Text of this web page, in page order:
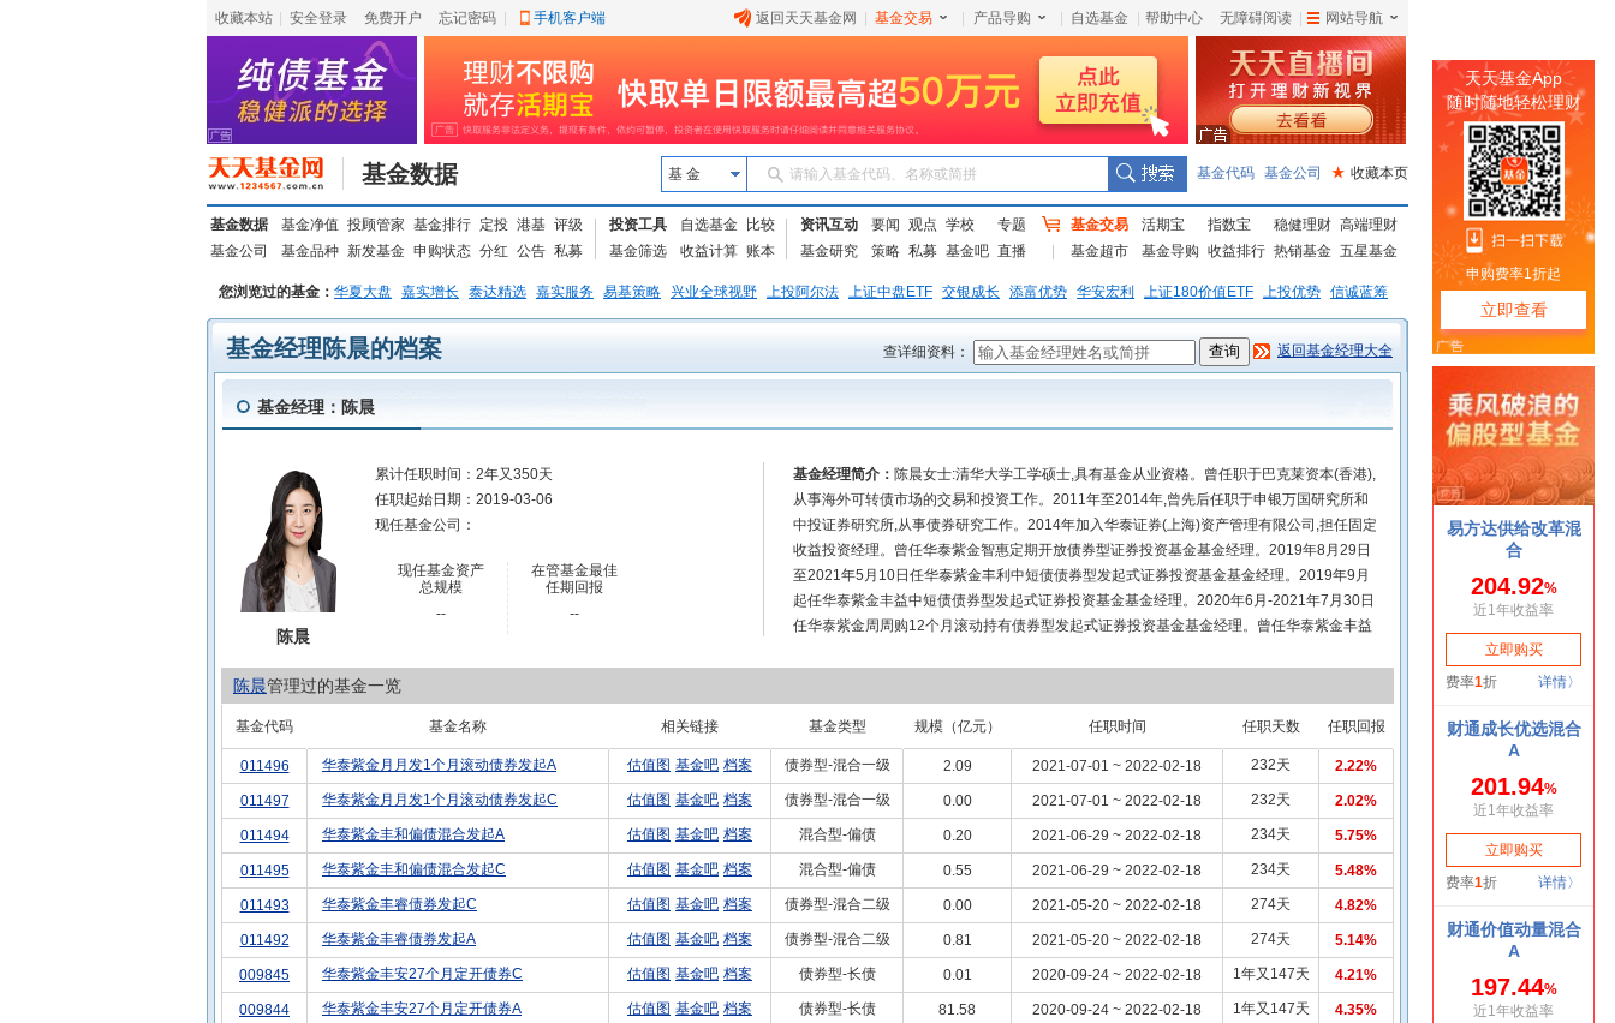
收藏本站 安全登录 免费开户 忘记密码 手机客户端 返回天天基金网 基金交易 产品导购 自选基金 帮助中心 无障碍阅读 网站导航
基金数据 基 金 请输入基金代码、名称或简拼 基金代码 基金公司 ★ 收藏本页
基金数据 基金净值 投顾管家 基金排行 定投 港基 评级
基金公司
基金品种 新发基金 申购状态 分红 公告 私募
投资工具 自选基金
比较
基金筛选
收益计算 账本
资讯互动 要闻 观点 学校
专题
基金研究
策略 私募 基金吧 直播
基金交易 活期宝 指数宝 稳健理财 高端理财
基金超市
基金导购 收益排行 热销基金 五星基金
您浏览过的基金： 华夏大盘 嘉实增长 泰达精选 嘉实服务 易基策略 兴业全球视野 上投阿尔法 上证中盘ETF 交银成长 添富优势 华安宏利 上证180价值ETF 上投优势 信诚蓝筹
基金经理陈晨的档案 查详细资料： 返回基金经理大全
基金经理：陈晨
基金经理简介： 陈晨女士:清华大学工学硕士,具有基金从业资格。曾任职于巴克莱资本(香港),
从事海外可转债市场的交易和投资工作。2011年至2014年,曾先后任职于申银万国研究所和
中投证券研究所,从事债券研究工作。2014年加入华泰证券(上海)资产管理有限公司,担任固定
收益投资经理。曾任华泰紫金智惠定期开放债券型证券投资基金基金经理。2019年8月29日
至2021年5月10日任华泰紫金丰利中短债债券型发起式证券投资基金基金经理。2019年9月
起任华泰紫金丰益中短债债券型发起式证券投资基金基金经理。2020年6月-2021年7月30日
任华泰紫金周周购12个月滚动持有债券型发起式证券投资基金基金经理。曾任华泰紫金丰益
紫金丰和偏债混合型发起式证券投资基金基金经理。曾任华泰紫金周周购3个月滚动持有债券
型证券投资基金基金经理。曾任华泰紫金月月购3个月滚动持有债券型证券投资基金基金经
理、华泰紫金季季享定期开放债券型发起式证券投资基金基金经理、华泰紫金丰睿债券型发
起式证券投资基金基金经理、华泰紫金月月发1个月滚动持有债券型发起式证券投资基金基金
经理。
陈晨
累计任职时间： 2年又350天
任职起始日期： 2019-03-06
现任基金公司：
现任基金资产
总规模
--
在管基金最佳
任期回报
--
陈晨管理过的基金一览
基金代码 基金名称 相关链接 基金类型 规模（亿元） 任职时间 任职天数 任职回报
011496 华泰紫金月月发1个月滚动债券发起A 估值图 基金吧 档案 债券型-混合一级 2.09 2021-07-01 ~ 2022-02-18 232天 2.22%
011497 华泰紫金月月发1个月滚动债券发起C 估值图 基金吧 档案 债券型-混合一级 0.00 2021-07-01 ~ 2022-02-18 232天 2.02%
011494 华泰紫金丰和偏债混合发起A 估值图 基金吧 档案 混合型-偏债 0.20 2021-06-29 ~ 2022-02-18 234天 5.75%
011495 华泰紫金丰和偏债混合发起C 估值图 基金吧 档案 混合型-偏债 0.55 2021-06-29 ~ 2022-02-18 234天 5.48%
011493 华泰紫金丰睿债券发起C 估值图 基金吧 档案 债券型-混合二级 0.00 2021-05-20 ~ 2022-02-18 274天 4.82%
011492 华泰紫金丰睿债券发起A 估值图 基金吧 档案 债券型-混合二级 0.81 2021-05-20 ~ 2022-02-18 274天 5.14%
009845 华泰紫金丰安27个月定开债券C 估值图 基金吧 档案 债券型-长债 0.01 2020-09-24 ~ 2022-02-18 1年又147天 4.21%
009844 华泰紫金丰安27个月定开债券A 估值图 基金吧 档案 债券型-长债 81.58 2020-09-24 ~ 2022-02-18 1年又147天 4.35%